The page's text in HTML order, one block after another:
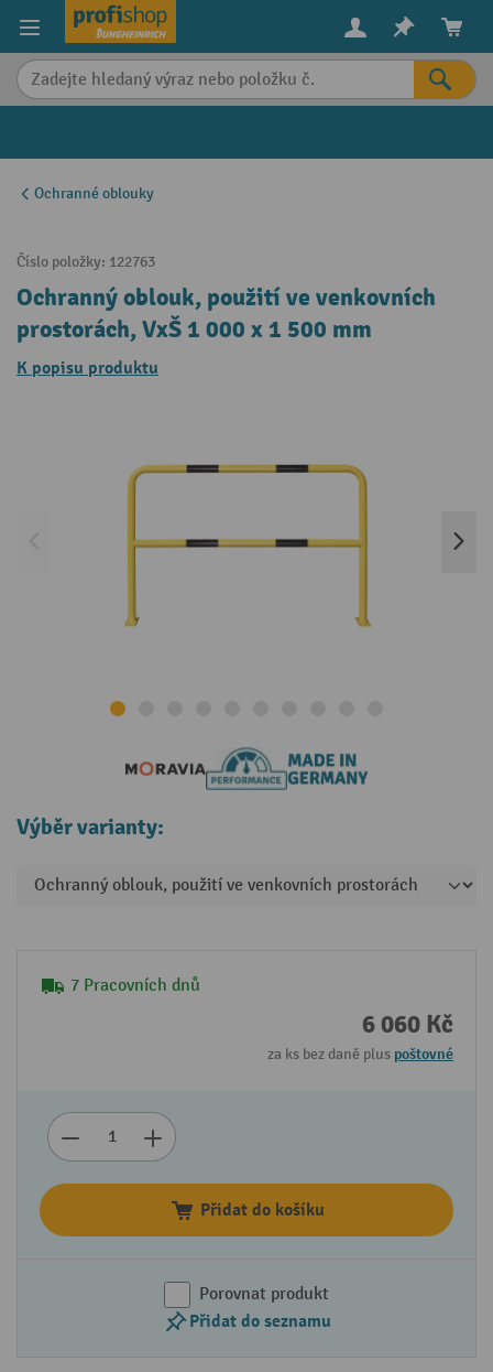
content
Ochranné oblouky
Číslo položky: 122763
Ochranný oblouk, použití ve venkovních
prostorách, VxŠ 1 000 x 1 500 mm
K popisu produktu
Výběr varianty:
7 Pracovních dnů
6 060 Kč
za ks bez daně plus poštovné
Přidat do košíku
Porovnat produkt
Přidat do seznamu